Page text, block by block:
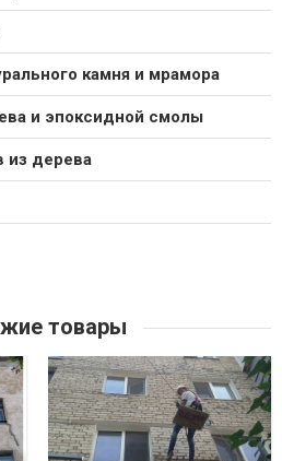
камня и мрамора
и эпоксидной смолы
из дерева
товары